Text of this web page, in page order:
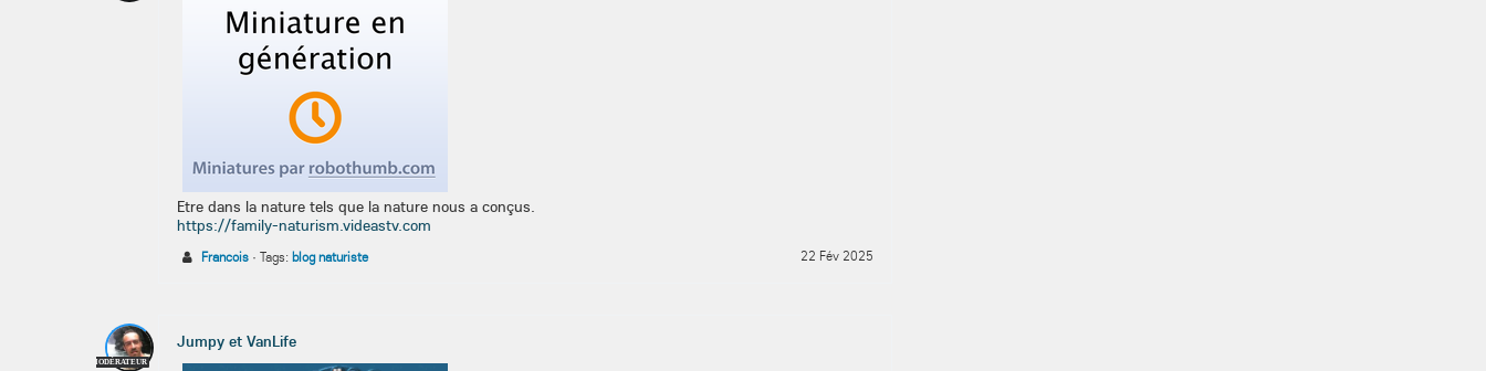
Etre dans la nature tels que la nature nous a conçus.
https://family-naturism.videastv.com
Francois 22 Fév 2025
· Tags:blog naturiste
MODÉRATEUR
Jumpy et VanLife